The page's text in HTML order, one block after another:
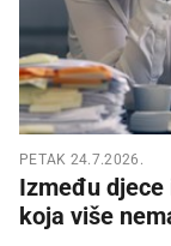
PETAK 24.7.2026.
Između
koja više